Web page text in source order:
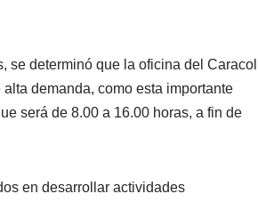
se determinó que la oficina del Caracol
demanda, como esta importante
será de 8.00 a 16.00 horas, a fin de
en desarrollar actividades